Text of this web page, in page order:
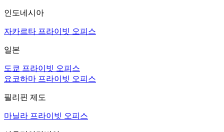
인도네시아
자카르타 프라이빗 오피스
일본
도쿄 프라이빗 오피스
요코하마 프라이빗 오피스
필리핀 제도
마닐라 프라이빗 오피스